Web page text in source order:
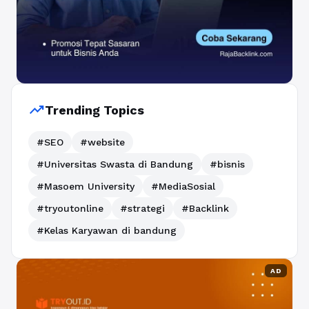
trending_upTrending Topics
#SEO
#website
#Universitas Swasta di Bandung
#bisnis
#Masoem University
#MediaSosial
#tryoutonline
#strategi
#Backlink
#Kelas Karyawan di bandung
AD